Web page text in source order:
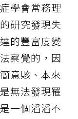
學會常務理
研究發現失
的豐富度變
察覺的，因
意賅、本來
無法發現罹
一個滔滔不